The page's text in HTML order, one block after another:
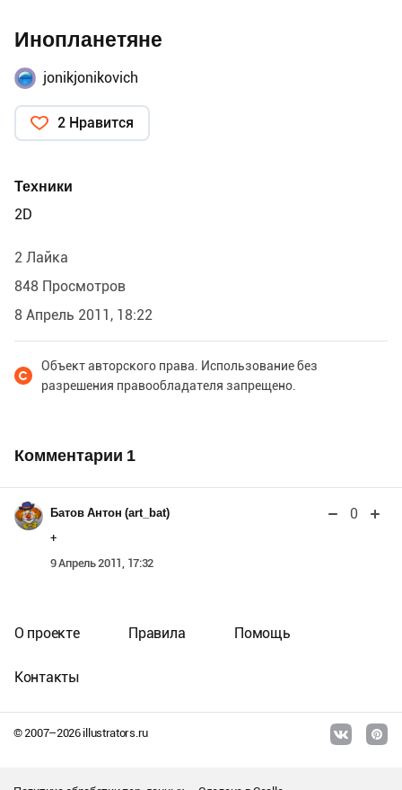
Инопланетяне
jonikjonikovich
2 Нравится
Техники
2D
2 Лайка
848 Просмотров
8 Апрель 2011, 18:22
Объект авторского права. Использование без
разрешения правообладателя запрещено.
Комментарии 1
Батов Антон (art_bat) 0
+
9 Апрель 2011, 17:32
© 2007–2026illustrators.ru
О проекте Правила Помощь
Контакты